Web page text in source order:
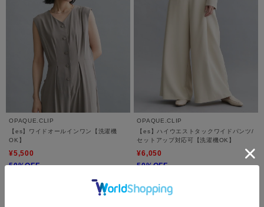
OPAQUE.CLIP
【es】ワイドオールインワン【洗濯機
OK】
¥5,500
50%OFF
OPAQUE.CLIP
【es】ハイウエストタックワイドパンツ/
セットアップ対応可【洗濯機OK】
¥6,050
50%OFF
さらに10%OFF